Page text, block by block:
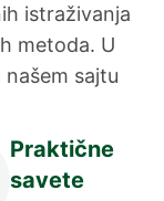
da priroda
i prirodne
- iskoristi
istraživanja
metoda. U
sajtu
Praktične
savete